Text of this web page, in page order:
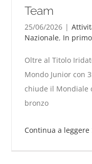
Team
25/06/2026 |
Nazionale, In
Oltre al Titolo
Mondo Junior con
chiude il Mondiale
bronzo
Continua a leggere